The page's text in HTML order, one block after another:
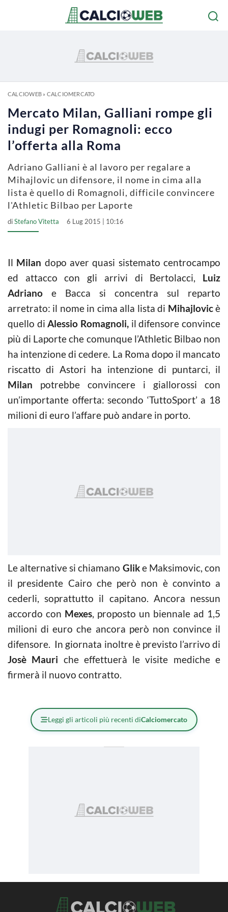
CALCIOWEB» CALCIOMERCATO
Mercato Milan, Galliani rompe gli
indugi per Romagnoli: ecco
l’offerta alla Roma
Adriano Galliani è al lavoro per regalare a
Mihajlovic un difensore, il nome in cima alla
lista è quello di Romagnoli, difficile convincere
l'Athletic Bilbao per Laporte
diStefano Vitetta 6 Lug 2015 | 10:16
Il Milan dopo aver quasi sistemato centrocampo
ed attacco con gli arrivi di Bertolacci, Luiz
Adriano e Bacca si concentra sul reparto
arretrato: il nome in cima alla lista di Mihajlovicè
quello di Alessio Romagnoli, il difensore convince
più di Laporte che comunque l’Athletic Bilbao non
ha intenzione di cedere. La Roma dopo il mancato
riscatto di Astori ha intenzione di puntarci, il
Milan potrebbe convincere i giallorossi con
un’importante offerta: secondo ‘TuttoSport’ a 18
milioni di euro l’affare può andare in porto.
Le alternative si chiamano Glike Maksimovic, con
il presidente Cairo che però non è convinto a
cederli, soprattutto il capitano. Ancora nessun
accordo con Mexes, proposto un biennale ad 1,5
milioni di euro che ancora però non convince il
difensore. In giornata inoltre è previsto l’arrivo di
Josè Mauri che effettuerà le visite mediche e
firmerà il nuovo contratto.
Leggi gli articoli più recenti diCalciomercato